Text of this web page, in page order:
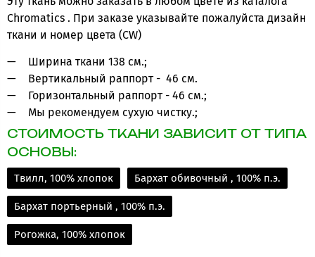
Chromatics . При заказе указывайте пожалуйста дизайн
ткани и номер цвета (CW)
Ширина ткани 138 см.;
Вертикальный раппорт - 46 см.
Горизонтальный раппорт - 46 см.;
Мы рекомендуем сухую чистку.;
СТОИМОСТЬ ТКАНИ ЗАВИСИТ ОТ ТИПА
ОСНОВЫ:
Твилл, 100% хлопок Бархат обивочный , 100% п.э.
Бархат портьерный , 100% п.э.
Рогожка, 100% хлопок